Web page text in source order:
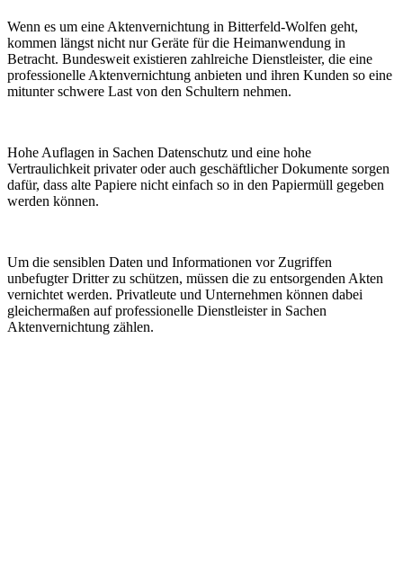
Wenn es um eine Aktenvernichtung in Bitterfeld-Wolfen geht,
kommen längst nicht nur Geräte für die Heimanwendung in
Betracht. Bundesweit existieren zahlreiche Dienstleister, die eine
professionelle Aktenvernichtung anbieten und ihren Kunden so eine
mitunter schwere Last von den Schultern nehmen.
Hohe Auflagen in Sachen Datenschutz und eine hohe
Vertraulichkeit privater oder auch geschäftlicher Dokumente sorgen
dafür, dass alte Papiere nicht einfach so in den Papiermüll gegeben
werden können.
Um die sensiblen Daten und Informationen vor Zugriffen
unbefugter Dritter zu schützen, müssen die zu entsorgenden Akten
vernichtet werden. Privatleute und Unternehmen können dabei
gleichermaßen auf professionelle Dienstleister in Sachen
Aktenvernichtung zählen.